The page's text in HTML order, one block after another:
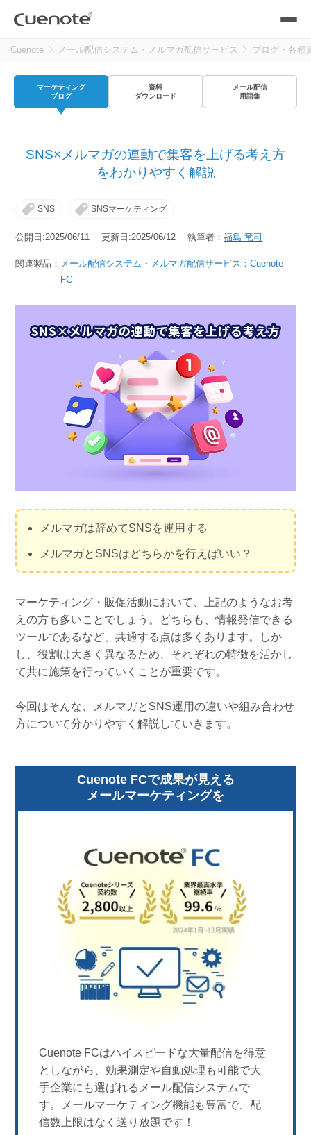
メール配信システム
メールリレーサーバー
kintone（キントーン）メール配信
SMS配信サービス
認証サービス
Webプッシュ通知サービス
アンケートシステム・フォーム
SNSプロモーション支援事業
活用シーン
会員獲得／ニーズ把握
コストを抑える
遅延なく確実・高速に送る
効果改善・顧客育成
システム連携・効率化
セキュリティ対策
デジタルマーケティング
セミナー
ブログ・各種資料
メール配信用語集
資料請求・お問い合わせ
無料トライアル
03-6820-0515 大阪 06-6131-9960
（平日 10:00〜18:00）
Cuenote メール配信システム・メルマガ配信サービス ブログ・各種
マーケティング
ブログ
資料
ダウンロード
メール配信
用語集
SNS×メルマガの連動で集客を上げる考え方
をわかりやすく解説
SNS SNSマーケティング
公開日:2025/06/11 更新日:2025/06/12 執筆者：福島 竜司
関連製品： メール配信システム・メルマガ配信サービス：Cuenote
FC
メルマガは辞めてSNSを運用する
メルマガとSNSはどちらかを行えばいい？
マーケティング・販促活動において、上記のようなお考
えの方も多いことでしょう。どちらも、情報発信できる
ツールであるなど、共通する点は多くあります。しか
し、役割は大きく異なるため、それぞれの特徴を活かし
て共に施策を行っていくことが重要です。
今回はそんな、メルマガとSNS運用の違いや組み合わせ
方について分かりやすく解説していきます。
Cuenote FCで成果が見える
メールマーケティングを
Cuenote FCはハイスピードな大量配信を得意
としながら、効果測定や自動処理も可能で大
手企業にも選ばれるメール配信システムで
す。メールマーケティング機能も豊富で、配
信数上限はなく送り放題です！